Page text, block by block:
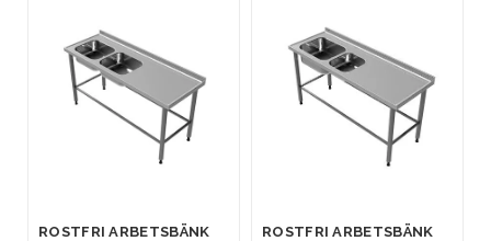
ROSTFRI ARBETSBÄNK
ROSTFRI ARBETSBÄNK